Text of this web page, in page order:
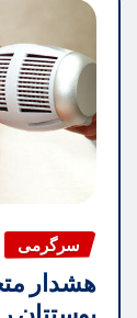
سرگرمی